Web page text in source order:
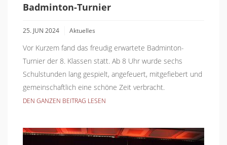
Badminton-Turnier
25. JUN 2024 Aktuelles
Vor Kurzem fand das freudig erwartete Badminton-
Turnier der 8. Klassen statt. Ab 8 Uhr wurde sechs
Schulstunden lang gespielt, angefeuert, mitgefiebert und
gemeinschaftlich eine schöne Zeit verbracht.
DEN GANZEN BEITRAG LESEN